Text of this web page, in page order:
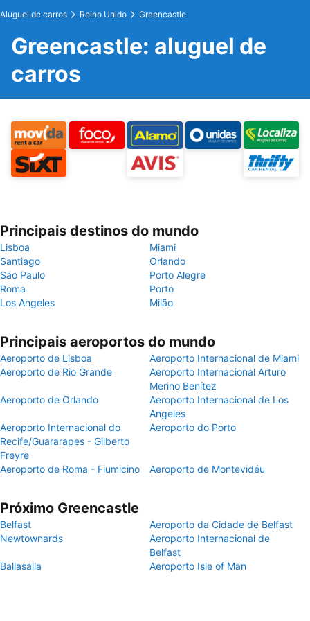
Aluguel de carros Reino Unido Greencastle
Greencastle: aluguel de
carros
Principais destinos do mundo
Lisboa
Miami
Santiago
Orlando
São Paulo
Porto Alegre
Roma
Porto
Los Angeles
Milão
Principais aeroportos do mundo
Aeroporto de Lisboa
Aeroporto Internacional de Miami
Aeroporto de Rio Grande
Aeroporto Internacional Arturo
Merino Benítez
Aeroporto de Orlando
Aeroporto Internacional de Los
Angeles
Aeroporto Internacional do
Recife/Guararapes - Gilberto
Freyre
Aeroporto do Porto
Aeroporto de Roma - Fiumicino Aeroporto de Montevidéu
Próximo Greencastle
Belfast
Aeroporto da Cidade de Belfast
Newtownards
Aeroporto Internacional de
Belfast
Ballasalla
Aeroporto Isle of Man